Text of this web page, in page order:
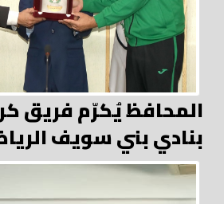
المحافظ يُكرّم فريق
بنادي بني سويف